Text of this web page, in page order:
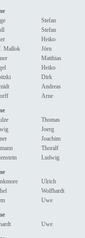
Stefan
Stefan
Heiko
Mallok Jörn
Matthias
Heiko
Dirk
Andreas
Arne
Thomas
Joerg
Joachim
Thoralf
Ludwig
Ulrich
Wolfhardt
Uwe
Uwe